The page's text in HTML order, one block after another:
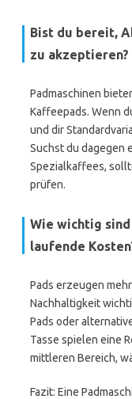
Bist du bereit,
zu akzeptieren?
Padmaschinen
Kaffeepads. Wenn
und dir
Suchst du dagegen
Spezialkaffees,
prüfen.
Wie wichtig
laufende
Pads erzeugen
Nachhaltigkeit
Pads oder
Tasse spielen eine
mittleren Bereich,
Fazit: Eine